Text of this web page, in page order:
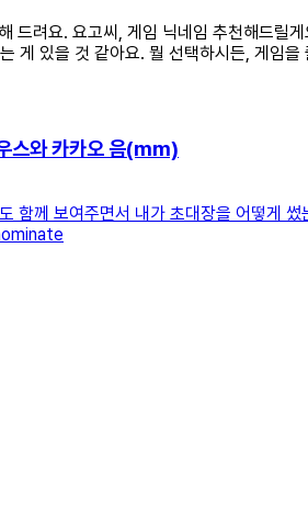
드려요. 요고씨, 게임 닉네임 추천해드릴
게 있을 것 같아요. 뭘 선택하시든, 게임
스와 카카오 음(mm)
함께 보여주면서 내가 초대장을 어떻게